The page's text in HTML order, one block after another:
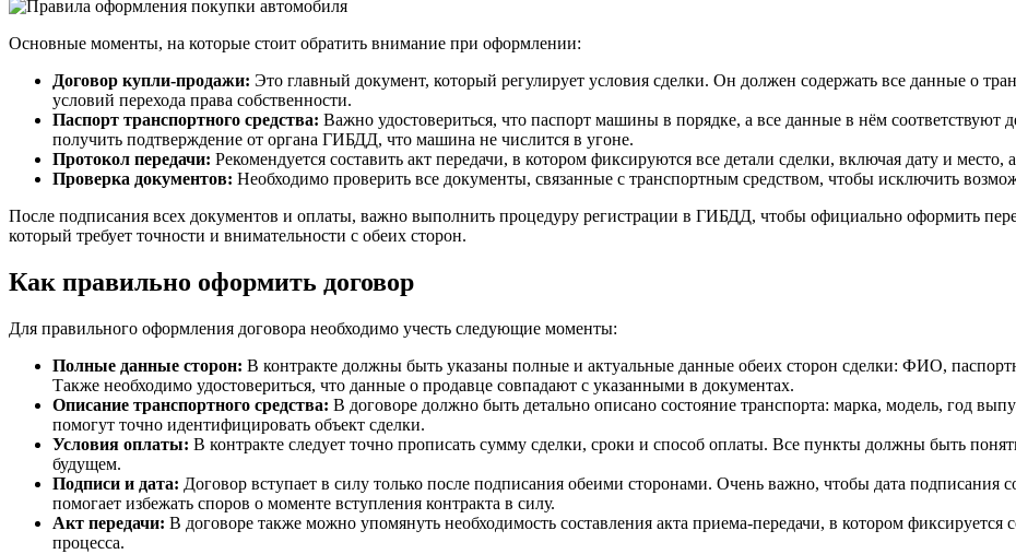
Основные моменты, на которые стоит обратить внимание при оформлении:
Договор купли-продажи: Это главный документ, который регулирует условия сделки. Он должен содержать все данные о
условий перехода права собственности.
Паспорт транспортного средства: Важно удостовериться, что паспорт машины в порядке, а все данные в нём соответствуют
получить подтверждение от органа ГИБДД, что машина не числится в угоне.
Протокол передачи: Рекомендуется составить акт передачи, в котором фиксируются все детали сделки, включая дату и место,
Проверка документов: Необходимо проверить все документы, связанные с транспортным средством, чтобы исключить
После подписания всех документов и оплаты, важно выполнить процедуру регистрации в ГИБДД, чтобы официально оформить
который требует точности и внимательности с обеих сторон.
Как правильно оформить договор
Для правильного оформления договора необходимо учесть следующие моменты:
Полные данные сторон: В контракте должны быть указаны полные и актуальные данные обеих сторон сделки: ФИО,
Также необходимо удостовериться, что данные о продавце совпадают с указанными в документах.
Описание транспортного средства: В договоре должно быть детально описано состояние транспорта: марка, модель, год
помогут точно идентифицировать объект сделки.
Условия оплаты: В контракте следует точно прописать сумму сделки, сроки и способ оплаты. Все пункты должны быть
будущем.
Подписи и дата: Договор вступает в силу только после подписания обеими сторонами. Очень важно, чтобы дата подписания
помогает избежать споров о моменте вступления контракта в силу.
Акт передачи: В договоре также можно упомянуть необходимость составления акта приема-передачи, в котором
процесса.